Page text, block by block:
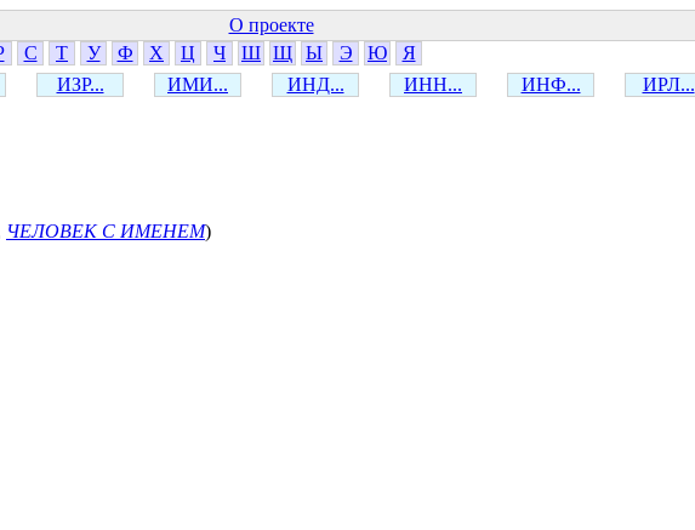
О проекте
С Т У Ф Х Ц Ч Ш Щ Ы Э Ю
Я
ИЗР... ИМИ... ИНД... ИНН... ИНФ... ИРЛ...
ЧЕЛОВЕК С ИМЕНЕМ)